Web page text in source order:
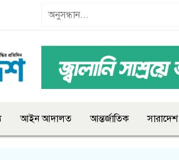
আইন আদালত আন্তর্জাতিক সারাদেশ